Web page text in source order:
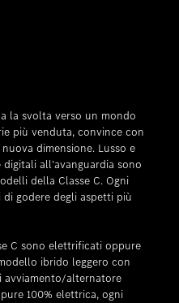
la svolta verso un mondo
più venduta, convince con
dimensione. Lusso e
all’avanguardia sono
della Classe C. Ogni
di godere degli aspetti più
C sono elettrificati oppure
ibrido leggero con
alternatore
100% elettrica, ogni